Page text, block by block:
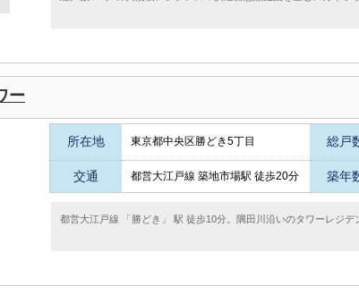
ー
所在地 東京都中央区勝どき5丁目 総戸
交通 都営大江戸線 築地市場駅 徒歩20分 築年
都営大江戸線 「勝どき」 駅 徒歩10分。隅田川沿いのタワーレジデ